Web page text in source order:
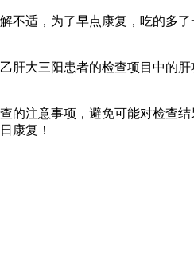
适，为了早点康复，吃的多
大三阳患者的检查项目中的
注意事项，避免可能对检查
康复！